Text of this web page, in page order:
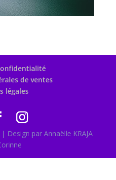
de ventes
légales
par Annaëlle KRAJA